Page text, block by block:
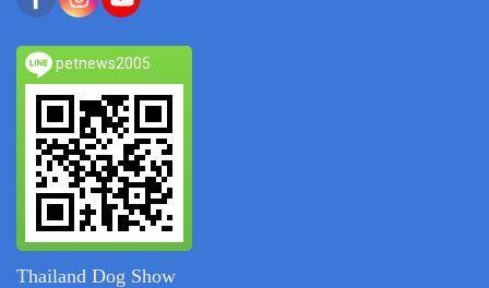
petnews2005
Thailand Dog Show